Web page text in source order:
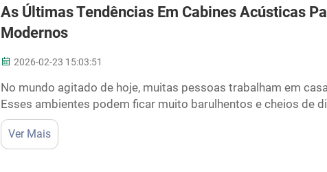
As Últimas Tendências Em Cabines Acústicas
Modernos
2026-02-23 15:03:51
No mundo agitado de hoje, muitas pessoas trabalham em
Esses ambientes podem ficar muito barulhentos e cheios de
cabines acústicas estão se tornando tão populares
silenciosos onde você pode se concentrar com...
Ver Mais